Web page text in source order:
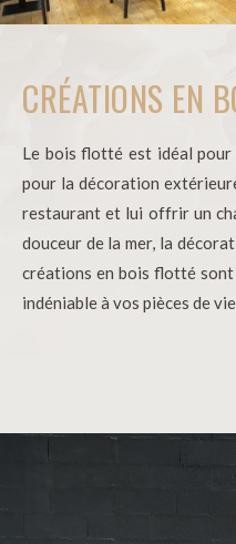
CRÉATIONS EN
Le bois flotté est idéal pour
pour la décoration
restaurant et lui offrir un
douceur de la mer, la
créations en bois flotté
indéniable à vos pièces de vie